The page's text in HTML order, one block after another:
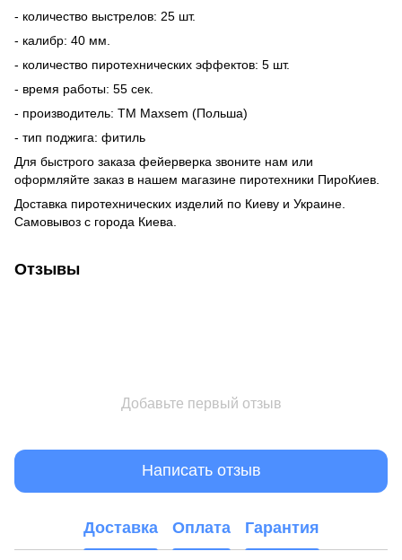
- количество выстрелов: 25 шт.
- калибр: 40 мм.
- количество пиротехнических эффектов: 5 шт.
- время работы: 55 сек.
- производитель: ТМ Maxsem (Польша)
- тип поджига: фитиль
Для быстрого заказа фейерверка звоните нам или
оформляйте заказ в нашем магазине пиротехники ПироКиев
Доставка пиротехнических изделий по Киеву и Украине.
Самовывоз с города Киева.
Отзывы
Добавьте первый отзыв
Написать отзыв
Доставка Оплата Гарантия